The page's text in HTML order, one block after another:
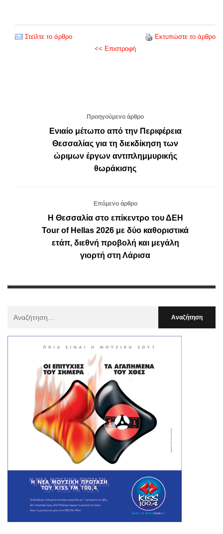
Στείλτε το άρθρο
Εκτυπώστε το άρθρο
<< Επιστροφή
Προηγούμενο άρθρο
Ενιαίο μέτωπο από την Περιφέρεια
Θεσσαλίας για τη διεκδίκηση των
ώριμων έργων αντιπλημμυρικής
θωράκισης
Επόμενο άρθρο
Η Θεσσαλία στο επίκεντρο του ΔΕΗ
Tour of Hellas 2026 με δύο καθοριστικά
ετάπ, διεθνή προβολή και μεγάλη
γιορτή στη Λάρισα
: